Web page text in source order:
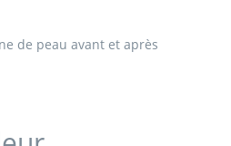
de peau avant et après